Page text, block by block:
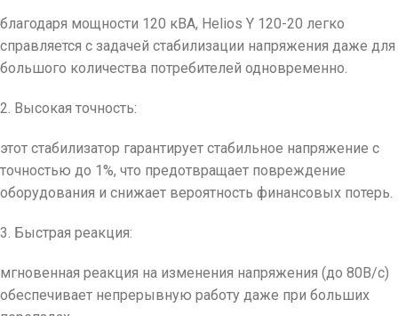
благодаря мощности 120 кВА, Helios Y 120-20 легко
справляется с задачей стабилизации напряжения даже для
большого количества потребителей одновременно.
2. Высокая точность:
этот стабилизатор гарантирует стабильное напряжение с
точностью до 1%, что предотвращает повреждение
оборудования и снижает вероятность финансовых потерь.
3. Быстрая реакция:
мгновенная реакция на изменения напряжения (до 80В/с)
обеспечивает непрерывную работу даже при больших